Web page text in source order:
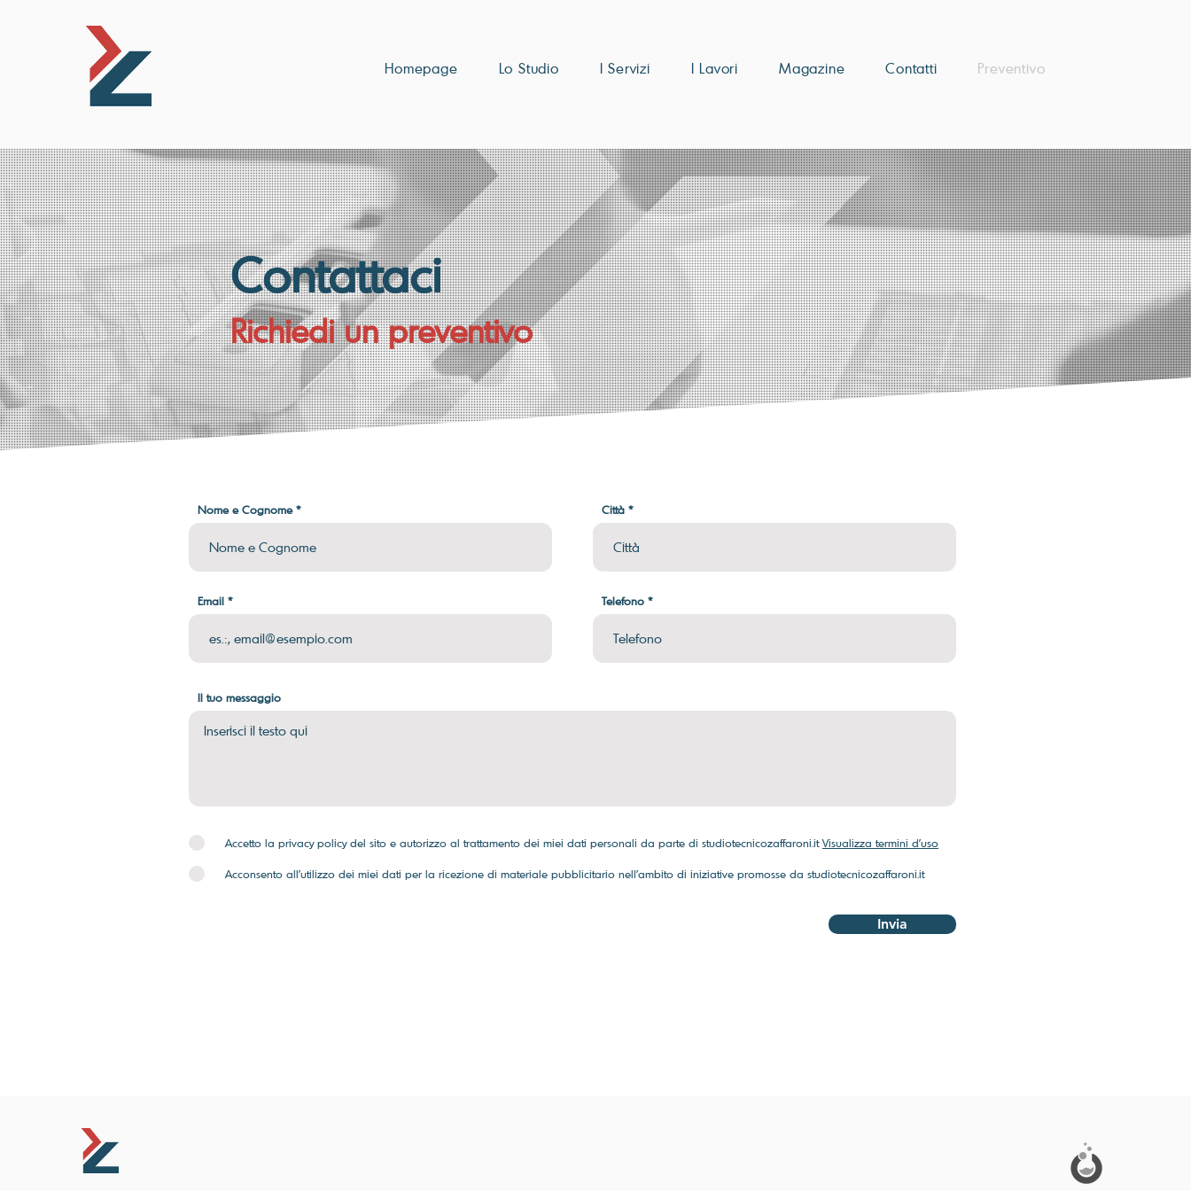
Homepage Lo Studio I Servizi I Lavori Magazine Contatti Preventivo
Contattaci
Richiedi un preventivo
Nome e Cognome
Email
Città
Telefono
Il tuo messaggio
Accetto la privacy policy del sito e autorizzo al trattamento dei miei dati personali da parte di studiotecnicozaffaroni.it Visualizza termini d'uso
Acconsento all'utilizzo dei miei dati per la ricezione di materiale pubblicitario nell'ambito di iniziative promosse da studiotecnicozaffaroni.it
Invia